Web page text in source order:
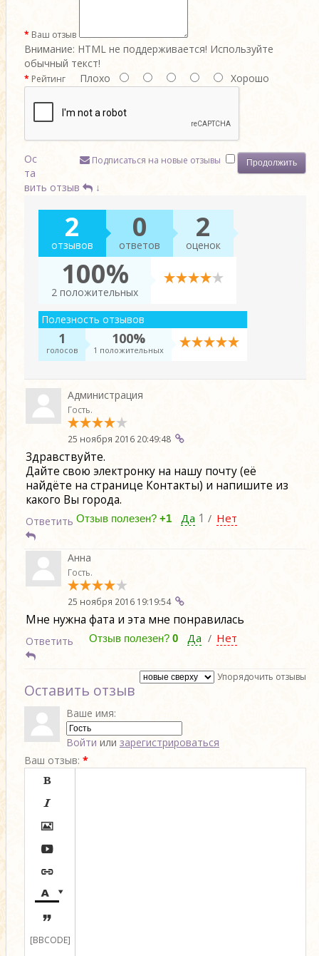
Ваш отзыв
Внимание: HTML не поддерживается! Используйте
обычный текст!
Рейтинг Плохо Хорошо
Продолжить
Подписаться на новые отзывы
Ос
та
вить отзыв
↓
2
отзывов
0
ответов
2
оценок
100%
2 положительных
Полезность отзывов
1
голосов
100%
1 положительных
Администрация
Гость.
25 ноября 2016 20:49:48
Здравствуйте.
Дайте свою электронку на нашу почту (её
найдёте на странице Контакты) и напишите из
какого Вы города.
Да 1 / Нет
Отзыв полезен? +1
Ответить
Анна
Гость.
25 ноября 2016 19:19:54
Мне нужна фата и эта мне понравилась
Да / Нет
Отзыв полезен? 0
Ответить
Упорядочить отзывы
Оставить отзыв
Ваше имя:
Войти или зарегистрироваться
Ваш отзыв: *








[BBCODE]